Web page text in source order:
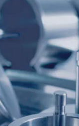
ポート
スクマネジ